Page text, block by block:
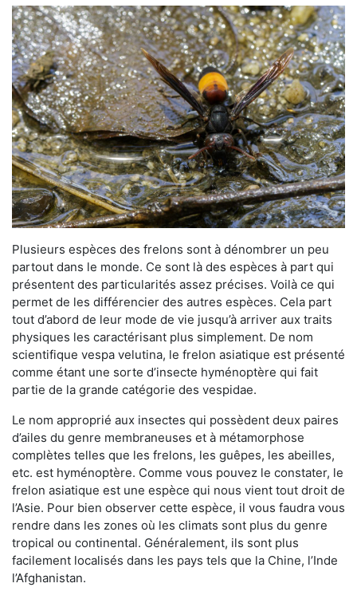
Plusieurs espèces des frelons sont à dénombrer un peu
partout dans le monde. Ce sont là des espèces à part qui
présentent des particularités assez précises. Voilà ce qui
permet de les différencier des autres espèces. Cela part
tout d’abord de leur mode de vie jusqu’à arriver aux traits
physiques les caractérisant plus simplement. De nom
scientifique vespa velutina, le frelon asiatique est présenté
comme étant une sorte d’insecte hyménoptère qui fait
partie de la grande catégorie des vespidae.
Le nom approprié aux insectes qui possèdent deux paires
d’ailes du genre membraneuses et à métamorphose
complètes telles que les frelons, les guêpes, les abeilles,
etc. est hyménoptère. Comme vous pouvez le constater, le
frelon asiatique est une espèce qui nous vient tout droit de
l’Asie. Pour bien observer cette espèce, il vous faudra vous
rendre dans les zones où les climats sont plus du genre
tropical ou continental. Généralement, ils sont plus
facilement localisés dans les pays tels que la Chine, l’Inde
l’Afghanistan.